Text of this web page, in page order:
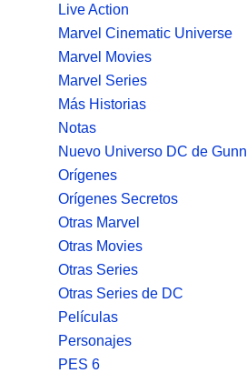
Live Action
Marvel Cinematic Universe
Marvel Movies
Marvel Series
Más Historias
Notas
Nuevo Universo DC de Gunn
Orígenes
Orígenes Secretos
Otras Marvel
Otras Movies
Otras Series
Otras Series de DC
Películas
Personajes
PES 6